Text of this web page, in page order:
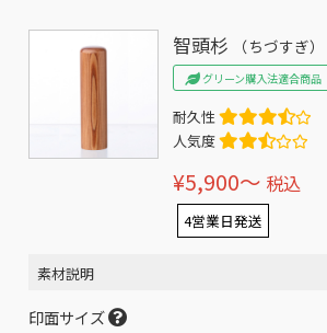
智頭杉 （ちづすぎ）
グリーン購入法適合商品
耐久性
人気度
¥5,900〜 税込
4営業日発送
素材説明
印面サイズ